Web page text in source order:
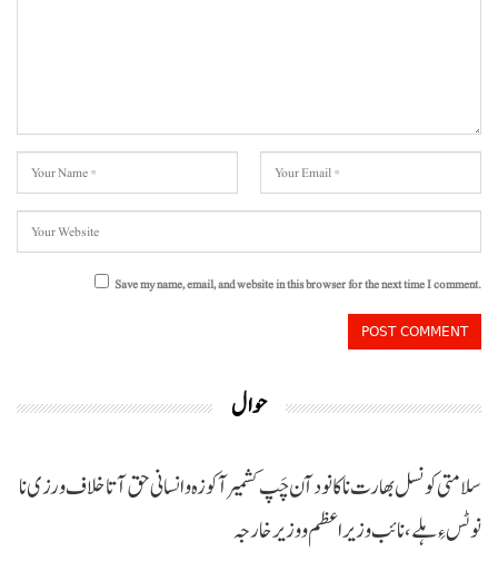
Save my name, email, and website in this browser for the next time I comment.
حوال
سلامتی کونسل بھارت نا کانود آن چَپ کشمیر آ کوزہ و انسانی حق آتا خلاف ورزی نا
نوٹس ءِ ہلے،نائب وزیراعظم و وزیر خارجہ